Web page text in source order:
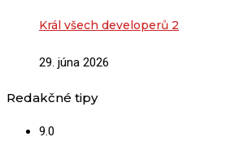
Král všech developerů 2
29. júna 2026
Redakčné tipy
9.0